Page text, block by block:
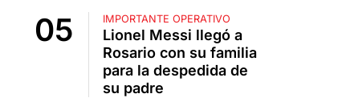
IMPORTANTE OPERATIVO
Lionel Messi llegó a
Rosario con su familia
para la despedida de
su padre